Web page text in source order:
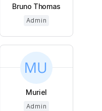
Bruno Thomas
Admin
Muriel
Admin